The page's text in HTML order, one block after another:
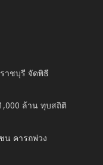
าชบุรี จัดพิธี
ล้าน ทุบสถิติ
น คารถพ่วง